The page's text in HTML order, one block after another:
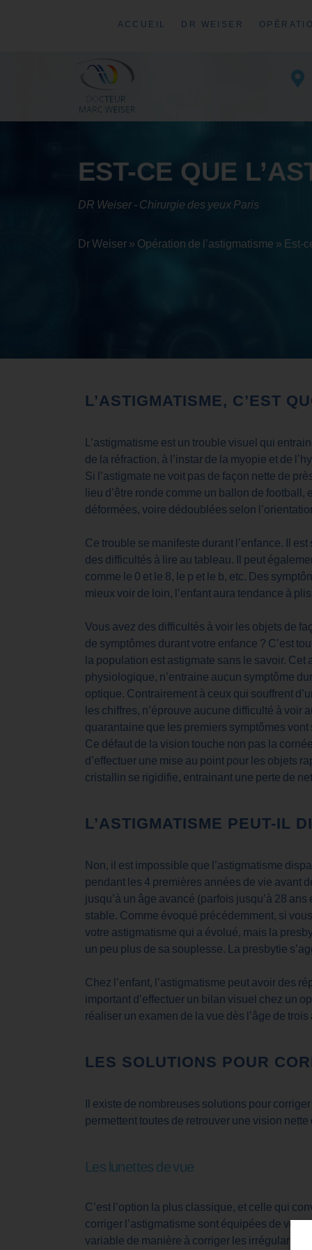
ACCUEIL DR WEISER
EST-CE QUE
DR Weiser - Chirurgie des yeux Paris
Dr Weiser » Opération de l’astigmatisme » Est-
L’ASTIGMATISME, C’EST
L’astigmatisme est un trouble visuel qui
de la réfraction, à l’instar de la myopie et de
Si l’astigmate ne voit pas de façon nette de
lieu d’être ronde comme un ballon de
déformées, voire dédoublées selon
Ce trouble se manifeste durant l’enfance. Il
des difficultés à lire au tableau. Il peut
comme le 0 et le 8, le p et le b, etc. Des
mieux voir de loin, l’enfant aura tendance à
Vous avez des difficultés à voir les objets de
de symptômes durant votre enfance ? C’est
la population est astigmate sans le savoir.
physiologique, n’entraine aucun symptôme
optique. Contrairement à ceux qui souffrent
les chiffres, n’éprouve aucune difficulté à voir
quarantaine que les premiers symptômes vont
Ce défaut de la vision touche non pas la
d’effectuer une mise au point pour les objets
cristallin se rigidifie, entrainant une perte de
L’ASTIGMATISME PEUT-IL
Non, il est impossible que l’astigmatisme
pendant les 4 premières années de vie avant
jusqu’à un âge avancé (parfois jusqu’à 28
stable. Comme évoqué précédemment, si
votre astigmatisme qui a évolué, mais la
un peu plus de sa souplesse. La presbytie
Chez l’enfant, l’astigmatisme peut avoir des
important d’effectuer un bilan visuel chez un
réaliser un examen de la vue dès l’âge de
LES SOLUTIONS POUR
Il existe de nombreuses solutions pour
permettent toutes de retrouver une vision nette
Les lunettes de vue
C’est l’option la plus classique, et celle qui
corriger l’astigmatisme sont équipées de
variable de manière à corriger les irrégularités